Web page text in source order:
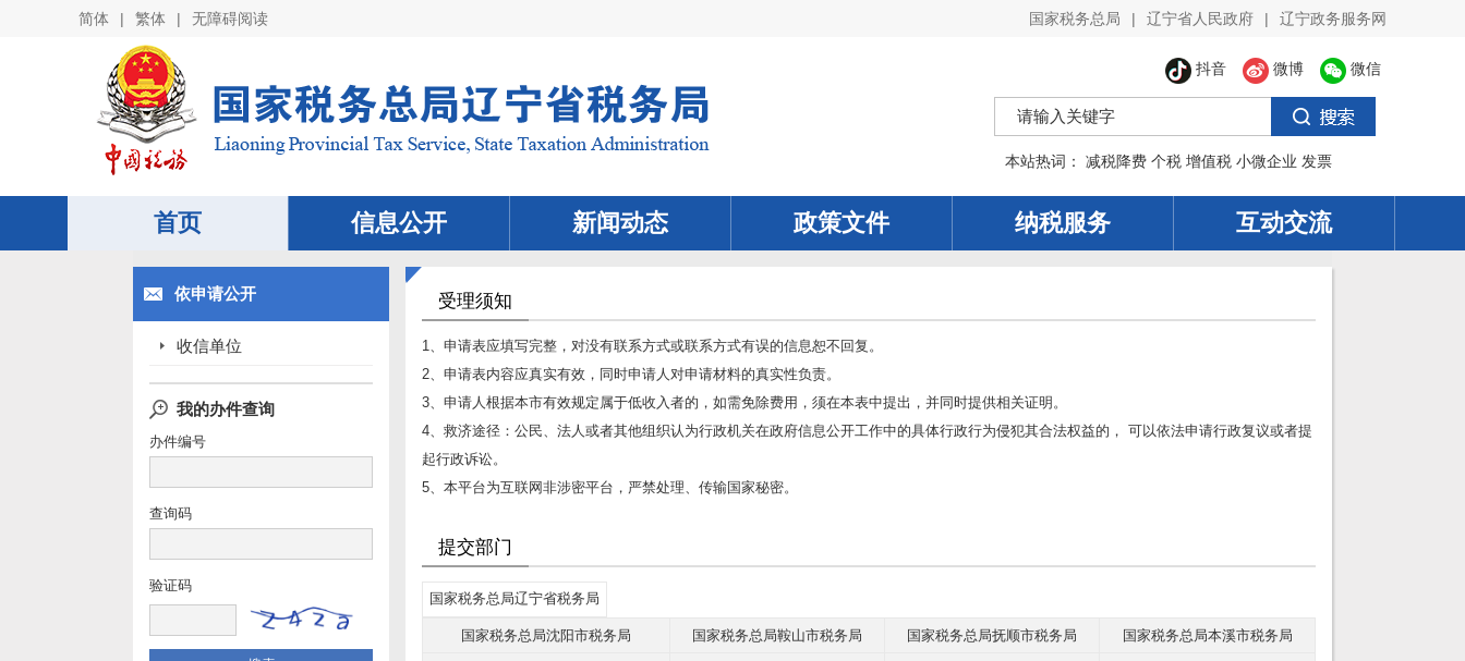
简体 | 繁体 | 无障碍阅读 国家税务总局 | 辽宁省人民政府 | 辽宁政务服务网
抖音 微博 微信
本站热词： 减税降费 个税 增值税 小微企业 发票
首页 信息公开 新闻动态 政策文件 纳税服务 互动交流
依申请公开
收信单位
我的办件查询
办件编号
查询码
验证码
受理须知
1、申请表应填写完整，对没有联系方式或联系方式有误的信息恕不回复。
2、申请表内容应真实有效，同时申请人对申请材料的真实性负责。
3、申请人根据本市有效规定属于低收入者的，如需免除费用，须在本表中提出，并同时提供相关证明。
4、救济途径：公民、法人或者其他组织认为行政机关在政府信息公开工作中的具体行政行为侵犯其合法权益的， 可以依法申请行政复议或者提
起行政诉讼。
5、本平台为互联网非涉密平台，严禁处理、传输国家秘密。
提交部门
国家税务总局辽宁省税务局
国家税务总局沈阳市税务局 国家税务总局鞍山市税务局 国家税务总局抚顺市税务局 国家税务总局本溪市税务局